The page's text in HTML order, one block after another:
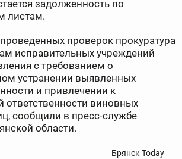
задолженность по
листам.
проверок прокуратура
исправительных учреждений
с требованием о
устранении выявленных
и привлечении к
ответственности виновных
сообщили в пресс-службе
области.
Брянск Today